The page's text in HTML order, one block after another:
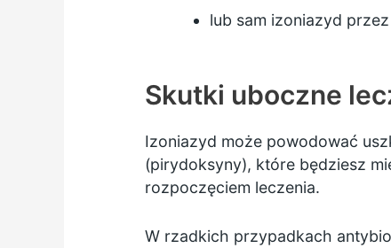
lub sam izoniazyd
Skutki uboczne
Izoniazyd może powodować
(pirydoksyny), które będziesz
rozpoczęciem leczenia.
W rzadkich przypadkach